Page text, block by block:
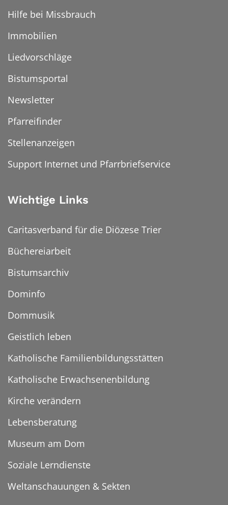
Hilfe bei Missbrauch
Immobilien
Liedvorschläge
Bistumsportal
Newsletter
Pfarreifinder
Stellenanzeigen
Support Internet und Pfarrbriefservice
Wichtige Links
Caritasverband für die Diözese Trier
Büchereiarbeit
Bistumsarchiv
Dominfo
Dommusik
Geistlich leben
Katholische Familienbildungsstätten
Katholische Erwachsenenbildung
Kirche verändern
Lebensberatung
Museum am Dom
Soziale Lerndienste
Weltanschauungen & Sekten